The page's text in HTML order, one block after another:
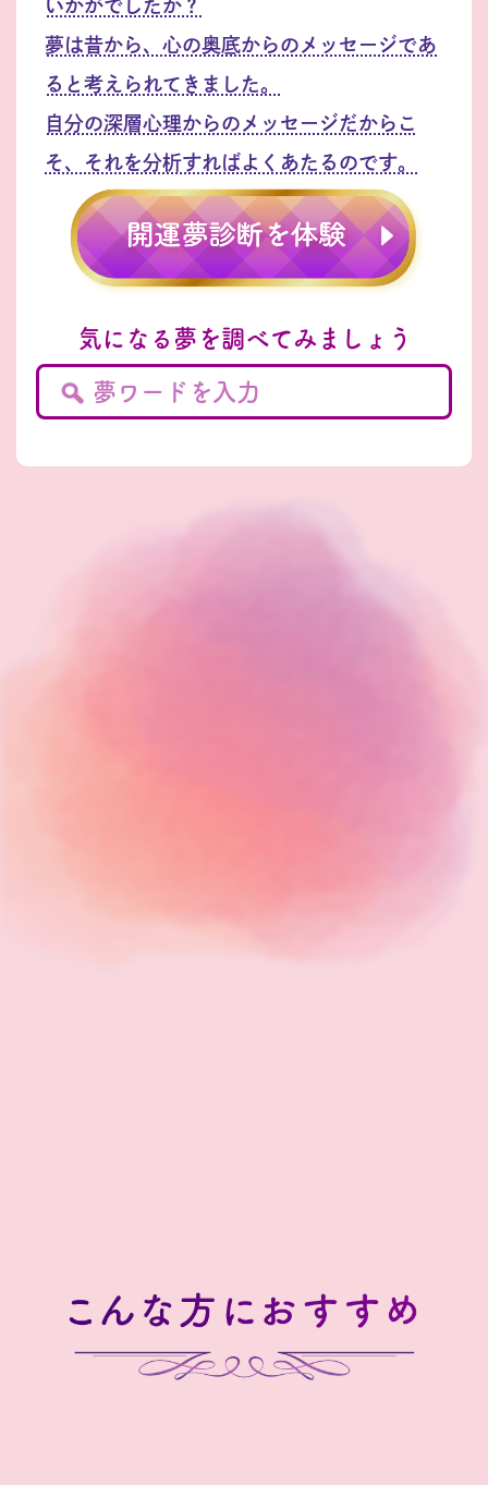
いかがでしたか？
夢は昔から、心の奥底からのメッセージであ
ると考えられてきました。
自分の深層心理からのメッセージだからこ
そ、それを分析すればよくあたるのです。
気になる夢を調べてみましょう